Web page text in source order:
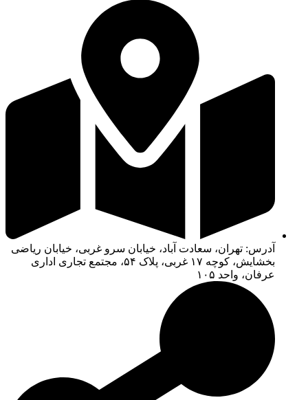
آدرس: تهران، سعادت آباد، خیابان سرو غربی، خیابان ریاضی
بخشایش، کوچه ۱۷ غربی، پلاک ۵۴، مجتمع تجاری اداری
عرفان، واحد ۱۰۵